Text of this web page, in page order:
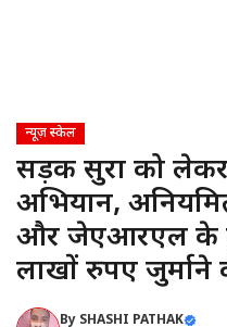
न्यूज़ स्केल
सड़क सुरक्षा को
अभियान,
और जेएआरएल के
लाखों रुपए जुर्माने
By SHASHI PATHAK